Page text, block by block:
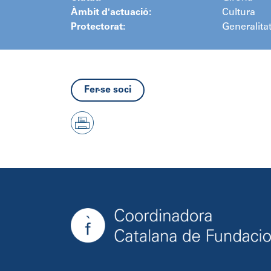
Àmbit d'actuació:
Cultura
Protectorat:
Fer-se soci